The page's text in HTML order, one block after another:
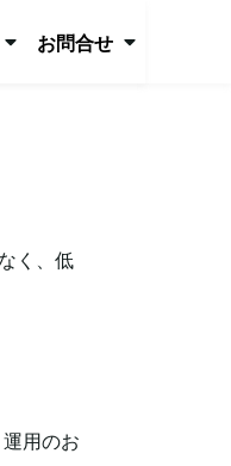
お問合せ
く、低
用のお